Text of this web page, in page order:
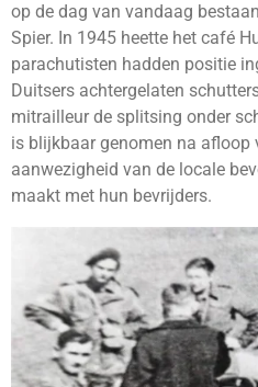
op de dag van vandaag
Spier. In 1945 heette het café
parachutisten hadden positie
Duitsers achtergelaten
mitrailleur de splitsing onder
is blijkbaar genomen na afloop
aanwezigheid van de locale
maakt met hun bevrijders.